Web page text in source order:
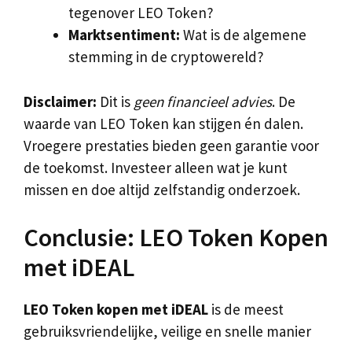
tegenover LEO Token?
Marktsentiment: Wat is de algemene
stemming in de cryptowereld?
Disclaimer: Dit is geen financieel advies. De
waarde van LEO Token kan stijgen én dalen.
Vroegere prestaties bieden geen garantie voor
de toekomst. Investeer alleen wat je kunt
missen en doe altijd zelfstandig onderzoek.
Conclusie: LEO Token Kopen
met iDEAL
LEO Token kopen met iDEAL is de meest
gebruiksvriendelijke, veilige en snelle manier